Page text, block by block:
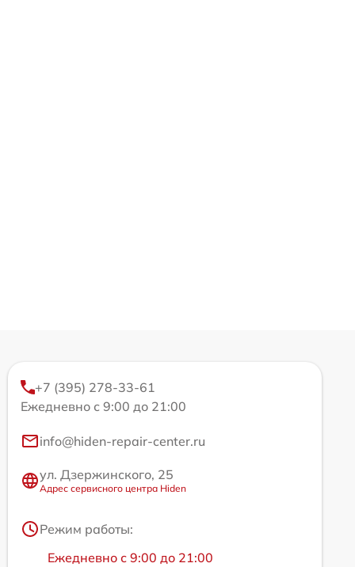
+7 (395) 278-33-61
Ежедневно с 9:00 до 21:00
info@hiden-repair-center.ru
ул. Дзержинского, 25
Адрес сервисного центра Hiden
Режим работы:
Ежедневно с 9:00 до 21:00